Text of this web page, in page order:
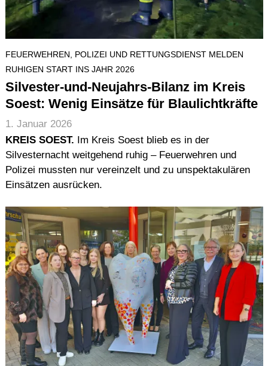
FEUERWEHREN, POLIZEI UND RETTUNGSDIENST MELDEN
RUHIGEN START INS JAHR 2026
Silvester-und-Neujahrs-Bilanz im Kreis
Soest: Wenig Einsätze für Blaulichtkräfte
1. Januar 2026
KREIS SOEST. Im Kreis Soest blieb es in der
Silvesternacht weitgehend ruhig – Feuerwehren und
Polizei mussten nur vereinzelt und zu unspektakulären
Einsätzen ausrücken.